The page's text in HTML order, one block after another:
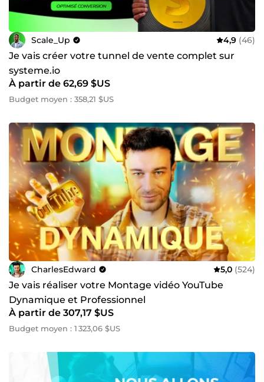
Scale_Up 4,9 (46)
Je vais créer votre tunnel de vente complet sur
systeme.io
À partir de 62,69 $US
Budget moyen : 358,21 $US
CharlesEdward 5,0 (524)
Je vais réaliser votre Montage vidéo YouTube
Dynamique et Professionnel
À partir de 307,17 $US
Budget moyen : 1 323,06 $US